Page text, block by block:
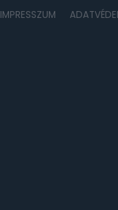
IMPRESSZUM